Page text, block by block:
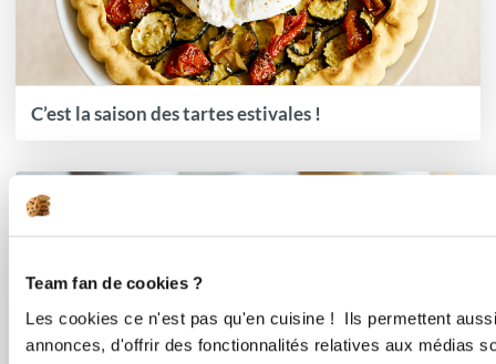
Team fan de cookies ?
Les cookies ce n'est pas qu'en cuisine ! Ils permettent
annonces, d'offrir des fonctionnalités relatives aux médias
C’est la saison des tartes estivales !